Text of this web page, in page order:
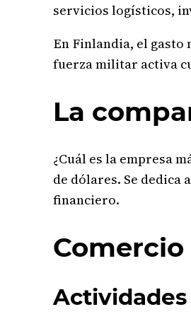
servicios logísticos,
En Finlandia, el gasto
fuerza militar activa
La
¿Cuál es la empresa
de dólares. Se dedica
financiero.